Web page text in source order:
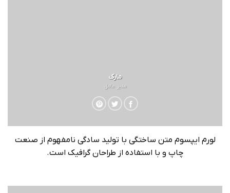
مارک
مدیر عامل
لورم ایپسوم متن ساختگی با تولید سادگی نامفهوم از صنعت
چاپ و با استفاده از طراحان گرافیک است.